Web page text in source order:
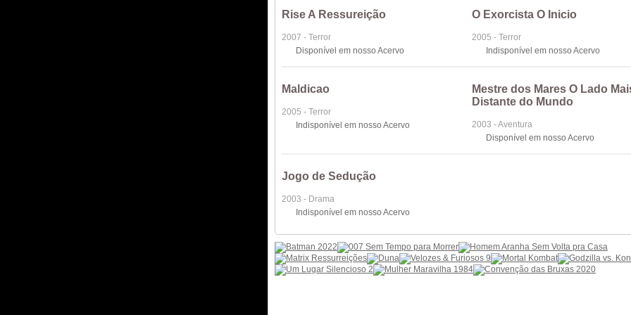
Rise A Ressureição
2007 - Terror
Disponível em nosso Acervo
O Exorcista O Inicio
2005 - Terror
Indisponível em nosso Acervo
Maldicao
2005 - Terror
Indisponível em nosso Acervo
Mestre dos Mares O Lado
Distante do Mundo
2003 - Aventura
Disponível em nosso Acervo
Jogo de Sedução
2003 - Drama
Indisponível em nosso Acervo